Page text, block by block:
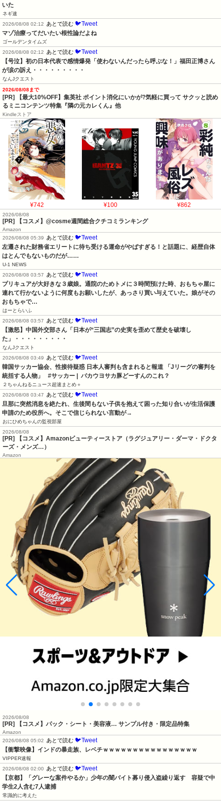
いた
ネギ速
2026/08/08 02:12
あとで読む 🐦Tweet
マゾ治療ってだいたい根性論だよね
ゴールデンタイムズ
2026/08/08 02:12
あとで読む 🐦Tweet
【号泣】初の日本代表で感情爆発「使わないんだったら呼ぶな！」福田正博さん
が涙の訴え・・・・・・・・・
なんJクエスト
2026/08/08まで
[PR] 【最大10%OFF】集英社 ポイント消化にいかが?気軽に買って サクッと読め
るミニコンテンツ特集『隣の元カレくん』他
Kindleストア
¥742 ¥100 ¥862
2026/08/08
[PR] 【コスメ】@cosme週間総合クチコミランキング
Amazon
2026/08/08 05:39
あとで読む 🐦Tweet
左遷された財務省エリートに待ち受ける運命がやばすぎる！と話題に、経歴自体
はとんでもないものだが……
U-1 NEWS
2026/08/08 03:57
あとで読む 🐦Tweet
プリキュアが大好きな３歳娘。通院のためトメに３時間預けた時、おもちゃ屋に
連れて行かないように何度もお願いしたが、あっさり買い与えていた。娘がその
おもちゃで…
はーとらいふ
2026/08/08 03:57
あとで読む 🐦Tweet
【激怒】中国外交部さん「日本が“三国志”の史実を歪めて歴史を破壊し
た」・・・・・・・・・
なんJクエスト
2026/08/08 03:49
あとで読む 🐦Tweet
韓国サッカー協会、性接待疑惑 日本人審判も含まれると報道 「Jリーグの審判を
統括する人物」   #サッカー |  バカウヨサカ豚どーすんのこれ？
２ちゃんねるニュース超速まとめ＋
2026/08/08 03:47
あとで読む 🐦Tweet
旦那に突然消息を絶たれ、生後間もない子供を抱えて困った知り合いが生活保護
申請のため役所へ。そこで信じられない言動が→
おにひめちゃんの監視部屋
2026/08/08
[PR] 【コスメ】Amazonビューティーストア（ラグジュアリー・ダーマ・ドクタ
ーズ・メンズ…）
Amazon
2026/08/08
[PR] 【コスメ】パック・シート・美容液… サンプル付き・限定品特集
Amazon
2026/08/08 05:02
あとで読む 🐦Tweet
【衝撃映像】インドの暴走族、レベチｗｗｗｗｗｗｗｗｗｗｗｗｗｗｗｗ
VIPPER速報
2026/08/08 02:00
あとで読む 🐦Tweet
【京都】「グレーな案件やるか」少年の闇バイト募り侵入盗繰り返す　容疑で中
学生2人含む7人逮捕
常識的に考えた